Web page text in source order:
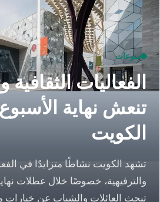
منوعات
الفعاليات الثقافية
تنعش نهاية
الكويت
تشهد الكويت نشاطًا متزايدًا في
والترفيهية، خصوصًا خلال عطلات
تبحث العائلات والشباب عن خيارات